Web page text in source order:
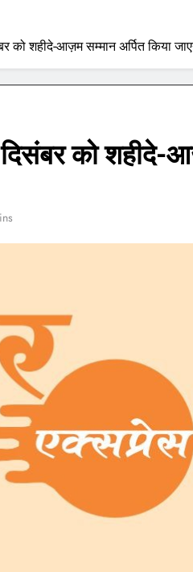
को शहीदे-आज़म सम्मान अर्पित किया
को शहीदे-